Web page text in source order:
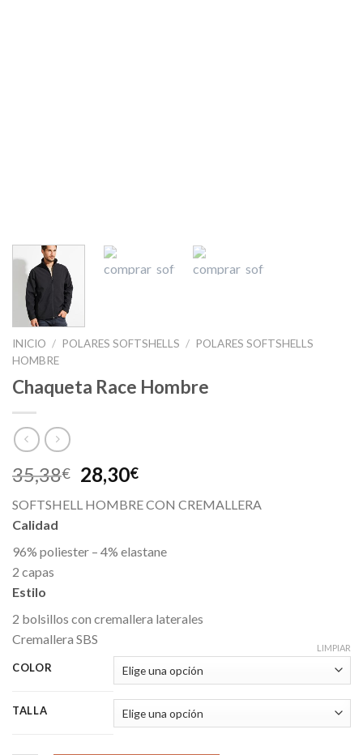
INICIO / POLARES SOFTSHELLS / POLARES SOFTSHELLS
HOMBRE
Chaqueta Race Hombre
35,38€ 28,30€
SOFTSHELL HOMBRE CON CREMALLERA
Calidad
96% poliester – 4% elastane
2 capas
Estilo
2 bolsillos con cremallera laterales
Cremallera SBS
COLOR
TALLA
LIMPIAR